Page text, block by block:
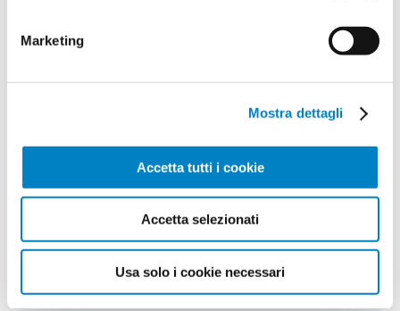
Marketing
Mostra dettagli
Accetta tutti i cookie
Accetta selezionati
Usa solo i cookie necessari
deep blue denim
Tempi di consegna:10 gg lavorativi
*Il prezzo non include la stampa
Spese di spedizione: Gratis